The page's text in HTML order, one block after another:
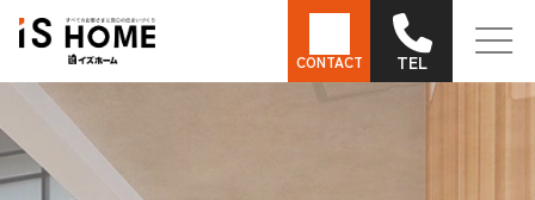
CONTACT TEL